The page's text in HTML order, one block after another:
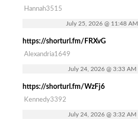
Hannah3515
July 25, 2026 @ 11:48 AM
https://shorturl.fm/FRXvG
Alexandria1649
July 24, 2026 @ 3:33 AM
https://shorturl.fm/WzFj6
Kennedy3392
July 24, 2026 @ 3:32 AM